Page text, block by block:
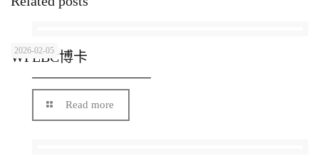
2026-02-05
WPLBC博卡
Read more